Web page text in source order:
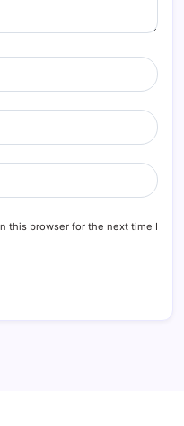
this browser for the next time I